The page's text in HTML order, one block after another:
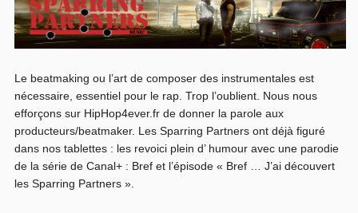
Le beatmaking ou l’art de composer des instrumentales est
nécessaire, essentiel pour le rap. Trop l’oublient. Nous nous
efforçons sur HipHop4ever.fr de donner la parole aux
producteurs/beatmaker. Les Sparring Partners ont déjà figuré
dans nos tablettes : les revoici plein d’ humour avec une parodie
de la série de Canal+ : Bref et l’épisode « Bref … J’ai découvert
les Sparring Partners ».